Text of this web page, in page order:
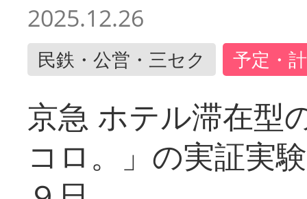
2025.12.26
民鉄・公営・三セク 予定・
京急 ホテル滞在型
コロ。」の実証実